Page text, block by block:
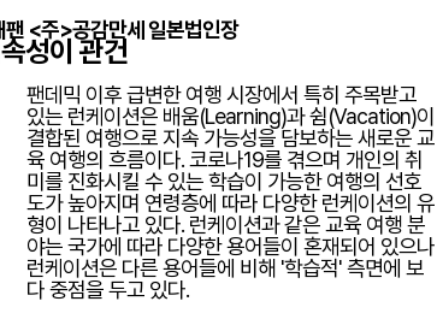
<주>공감만세 일본법인장
성이 관건
팬데믹 이후 급변한 여행 시장에서 특히 주목받고
있는 런케이션은 배움(Learning)과 쉼(Vacation)이
결합된 여행으로 지속 가능성을 담보하는 새로운 교
육 여행의 흐름이다. 코로나19를 겪으며 개인의 취
미를 진화시킬 수 있는 학습이 가능한 여행의 선호
도가 높아지며 연령층에 따라 다양한 런케이션의 유
형이 나타나고 있다. 런케이션과 같은 교육 여행 분
야는 국가에 따라 다양한 용어들이 혼재되어 있으나
런케이션은 다른 용어들에 비해 '학습적' 측면에 보
다 중점을 두고 있다.